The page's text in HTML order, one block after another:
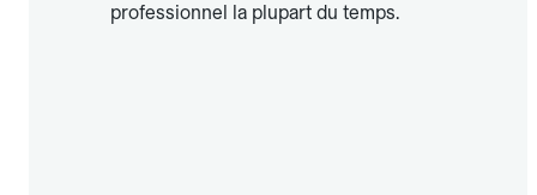
professionnel la plupart du temps.